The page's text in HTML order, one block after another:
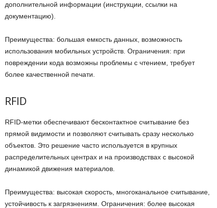
дополнительной информации (инструкции, ссылки на
документацию).
Преимущества: большая емкость данных, возможность
использования мобильных устройств. Ограничения: при
повреждении кода возможны проблемы с чтением, требует
более качественной печати.
RFID
RFID-метки обеспечивают бесконтактное считывание без
прямой видимости и позволяют считывать сразу несколько
объектов. Это решение часто используется в крупных
распределительных центрах и на производствах с высокой
динамикой движения материалов.
Преимущества: высокая скорость, многоканальное считывание,
устойчивость к загрязнениям. Ограничения: более высокая